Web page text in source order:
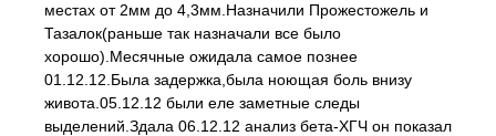
местах от 2мм до 4,3мм.Назначили Прожестожель и
Тазалок(раньше так назначали все было
хорошо).Месячные ожидала самое познее
01.12.12.Была задержка,была ноющая боль внизу
живота.05.12.12 были еле заметные следы
выделений.Здала 06.12.12 анализ бета-ХГЧ он показал